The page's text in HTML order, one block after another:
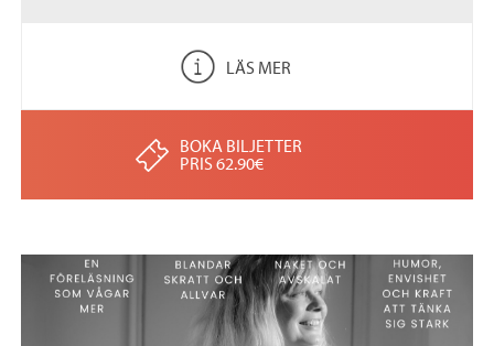
LÄS MER
BOKA BILJETTER
PRIS 62.90€